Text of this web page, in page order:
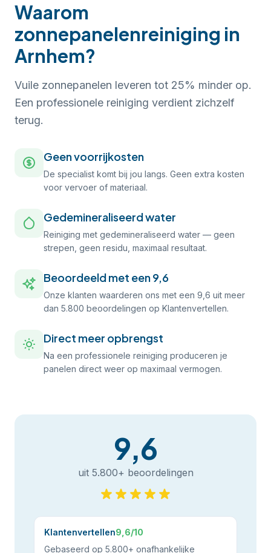
Waarom
zonnepanelenreiniging in
Arnhem?
Vuile zonnepanelen leveren tot 25% minder op.
Een professionele reiniging verdient zichzelf
terug.
Geen voorrijkosten
De specialist komt bij jou langs. Geen extra kosten
voor vervoer of materiaal.
Gedemineraliseerd water
Reiniging met gedemineraliseerd water — geen
strepen, geen residu, maximaal resultaat.
Beoordeeld met een 9,6
Onze klanten waarderen ons met een 9,6 uit meer
dan 5.800 beoordelingen op Klantenvertellen.
Direct meer opbrengst
Na een professionele reiniging produceren je
panelen direct weer op maximaal vermogen.
9,6
uit 5.800+ beoordelingen
Klantenvertellen9,6/10
Gebaseerd op 5.800+ onafhankelijke